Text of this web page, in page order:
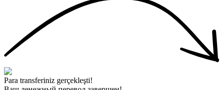
Para transferiniz gerçekleşti!